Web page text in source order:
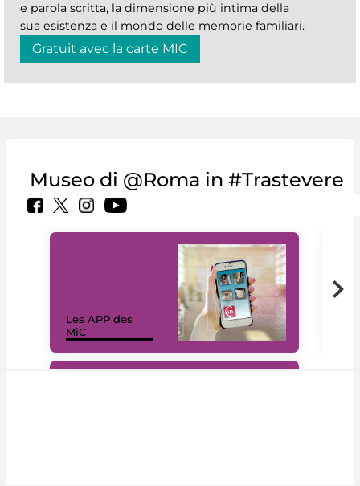
e parola scritta, la dimensione più intima della
sua esistenza e il mondo delle memorie familiari.
Gratuit avec la carte MIC
Museo di @Roma in #Trastevere
Les APP des
MiC